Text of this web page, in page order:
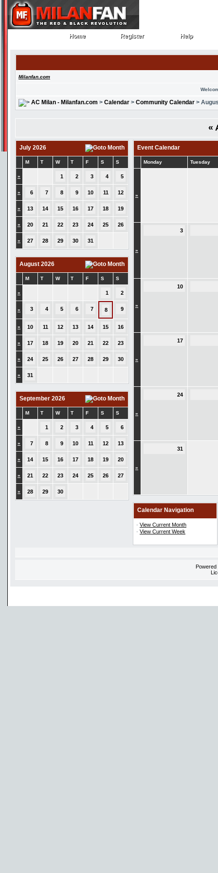
Home
Home Register
Register Help
Help
Milanfan.com
AC Milan - Milanfan.com > Calendar > Community Calendar >
«
July 2026
M T W T F S S
» 1 2 3 4 5
» 6 7 8 9 10 11 12
» 13 14 15 16 17 18 19
» 20 21 22 23 24 25 26
» 27 28 29 30 31
August 2026
M T W T F S S
» 1 2
» 3 4 5 6 7 8 9
» 10 11 12 13 14 15 16
» 17 18 19 20 21 22 23
» 24 25 26 27 28 29 30
» 31
September 2026
M T W T F S S
» 1 2 3 4 5 6
» 7 8 9 10 11 12 13
» 14 15 16 17 18 19 20
» 21 22 23 24 25 26 27
» 28 29 30
Event Calendar
Monday Tuesday
»
»
3
»
10
»
17
»
24
»
31
Calendar Navigation
· View Current Month
· View Current Week